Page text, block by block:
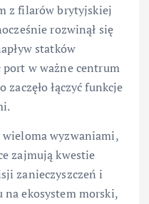
z filarów brytyjskiej
rozwinął się
statków
port w ważne centrum
łączyć funkcje
wieloma wyzwaniami,
zajmują kwestie
zanieczyszczeń i
na ekosystem morski,